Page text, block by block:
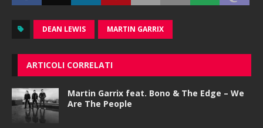
DEAN LEWIS MARTIN GARRIX
ARTICOLI CORRELATI
Martin Garrix feat. Bono & The Edge – We
Are The People